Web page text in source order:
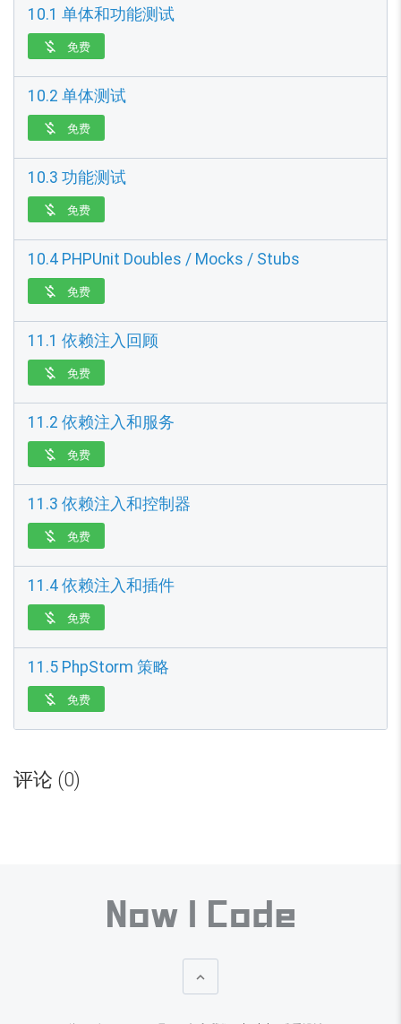
10.1 单体和功能测试
 免费
10.2 单体测试
 免费
10.3 功能测试
 免费
10.4 PHPUnit Doubles / Mocks / Stubs
 免费
11.1 依赖注入回顾
 免费
11.2 依赖注入和服务
 免费
11.3 依赖注入和控制器
 免费
11.4 依赖注入和插件
 免费
11.5 PhpStorm 策略
 免费
评论 (0)
